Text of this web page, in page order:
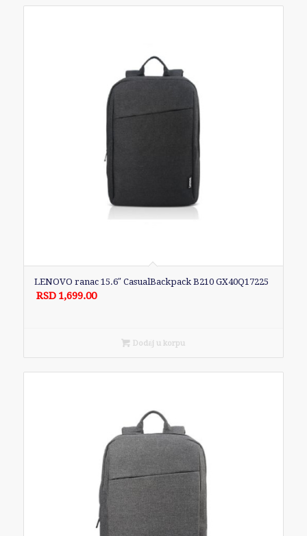
LENOVO ranac 15.6″ CasualBackpack B210 GX40Q17225
RSD 1,699.00
Dodaj u korpu